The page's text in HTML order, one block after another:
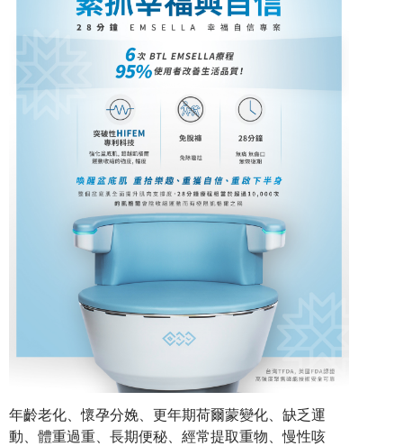
年齡老化、懷孕分娩、更年期荷爾蒙變化、缺乏運
動、體重過重、長期便秘、經常提取重物、慢性咳